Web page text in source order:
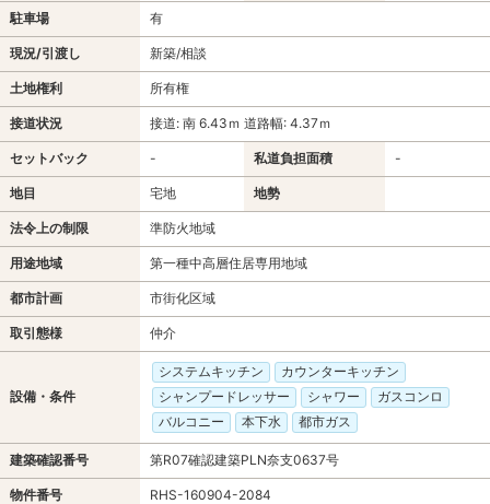
駐車場 有
現況/引渡し 新築/相談
土地権利 所有権
接道状況 接道: 南 6.43ｍ 道路幅: 4.37ｍ
セットバック - 私道負担面積 -
地目 宅地 地勢
法令上の制限 準防火地域
用途地域 第一種中高層住居専用地域
都市計画 市街化区域
取引態様 仲介
設備・条件
システムキッチン
カウンターキッチン
シャンプードレッサー
シャワー
ガスコンロ
バルコニー
本下水 都市ガス
建築確認番号 第R07確認建築PLN奈支0637号
物件番号 RHS-160904-2084